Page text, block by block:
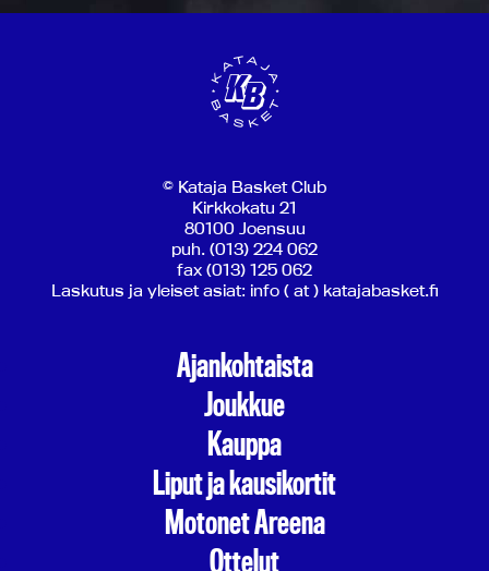
© Kataja Basket Club
Kirkkokatu 21
80100 Joensuu
puh. (013) 224 062
fax (013) 125 062
Laskutus ja yleiset asiat: info ( at ) katajabasket.fi
Ajankohtaista
Joukkue
Kauppa
Liput ja kausikortit
Motonet Areena
Ottelut